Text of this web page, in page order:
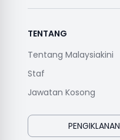
TENTANG
Tentang Malaysiakini
Staf
Jawatan Kosong
PENGIKLANAN